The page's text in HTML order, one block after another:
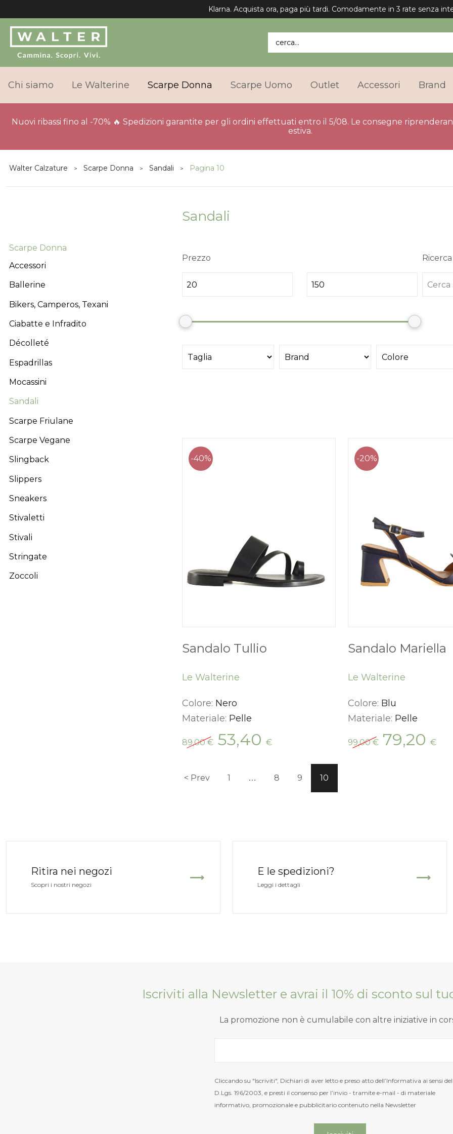
Spedizione gratuita in Italia per gli ordini superiori a 75€.
cerca...
Chi siamo Le Walterine Scarpe Donna Scarpe Uomo Outlet Accessori Brand
Nuovi ribassi fino al -70% 🔥 Spedizioni garantite per gli ordini effettuati entro il 5/08. Le consegne
estiva.
Walter Calzature Scarpe Donna Sandali Pagina 10
Scarpe Donna
Accessori
Ballerine
Bikers, Camperos, Texani
Ciabatte e Infradito
Décolleté
Espadrillas
Mocassini
Sandali
Scarpe Friulane
Scarpe Vegane
Slingback
Slippers
Sneakers
Stivaletti
Stivali
Stringate
Zoccoli
Sandali
Prezzo
-40%
Sandalo Tullio
Le Walterine
Colore: Nero
Materiale: Pelle
89,00€
Il
prezzo
89,00 €.
53,40 €
53,40 €.
-20%
Sandalo Mariella
Le Walterine
Colore: Blu
Materiale: Pelle
99,00€
Il
prezzo
79,20 €
Prev 1 … 8 9 10
Ritira nei negozi
Scopri i nostri negozi
E le spedizioni?
Leggi i dettagli
Iscriviti alla Newsletter e avrai il 10% di sconto sul
La promozione non è cumulabile con altre iniziative in
Cliccando su "Iscriviti", Dichiari di aver letto e preso atto dell’Informativa ai sensi del
D.Lgs. 196/2003, e presti il consenso per l’invio - tramite e-mail - di materiale
informativo, promozionale e pubblicitario contenuto nella Newsletter
Nuovi ribassi fino al 70%